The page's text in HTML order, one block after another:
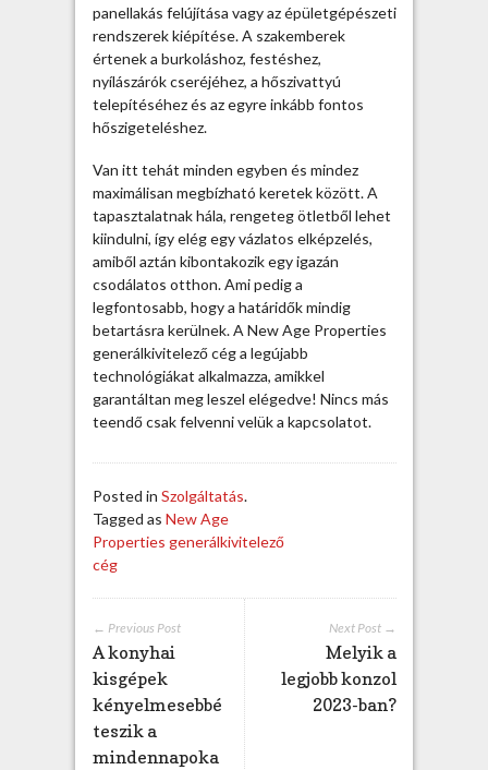
é
s
h
panellakás felújítása vagy az épületgépészeti
rendszerek kiépítése. A szakemberek
értenek a burkoláshoz, festéshez,
nyílászárók cseréjéhez, a hőszivattyú
telepítéséhez és az egyre inkább fontos
hőszigeteléshez.
Van itt tehát minden egyben és mindez
maximálisan megbízható keretek között. A
tapasztalatnak hála, rengeteg ötletből lehet
kiindulni, így elég egy vázlatos elképzelés,
amiből aztán kibontakozik egy igazán
csodálatos otthon. Ami pedig a
legfontosabb, hogy a határidők mindig
betartásra kerülnek. A New Age Properties
generálkivitelező cég a legújabb
technológiákat alkalmazza, amikkel
garantáltan meg leszel elégedve! Nincs más
teendő csak felvenni velük a kapcsolatot.
Posted in Szolgáltatás.
Tagged as New Age
Properties generálkivitelező
cég
Next Post →
Melyik a
legjobb konzol
2023-ban?
← Previous Post
A konyhai
kisgépek
kényelmesebbé
teszik a
mindennapoka